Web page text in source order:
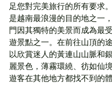
足您對完美旅行的所有要求
是越南最浪漫的目的地之一
門因其獨特的美景而成為最
遊景點之一。在前往山頂的
以欣賞迷人的黃連山山脈和
麗景色，薄霧環繞、彷如
遊客在其他地方都找不到的體